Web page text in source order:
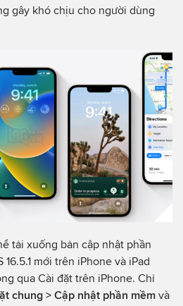
gây khó chịu cho người dùng
tải xuống bản cập nhật phần
16.5.1 mới trên iPhone và iPad
qua Cài đặt trên iPhone. Chỉ
chung > Cập nhật phần mềm và